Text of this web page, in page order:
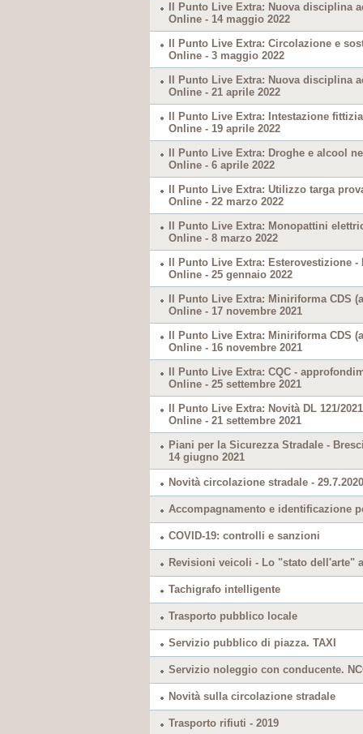
Il Punto Live Extra: Nuova disciplina
Online - 14 maggio 2022
Il Punto Live Extra: Circolazione e
Online - 3 maggio 2022
Il Punto Live Extra: Nuova disciplina
Online - 21 aprile 2022
Il Punto Live Extra: Intestazione
Online - 19 aprile 2022
Il Punto Live Extra: Droghe e alcool
Online - 6 aprile 2022
Il Punto Live Extra: Utilizzo targa
Online - 22 marzo 2022
Il Punto Live Extra: Monopattini
Online - 8 marzo 2022
Il Punto Live Extra: Esterovestizione -
Online - 25 gennaio 2022
Il Punto Live Extra: Miniriforma CDS
Online - 17 novembre 2021
Il Punto Live Extra: Miniriforma CDS
Online - 16 novembre 2021
Il Punto Live Extra: CQC -
Online - 25 settembre 2021
Il Punto Live Extra: Novità DL 121/
Online - 21 settembre 2021
Piani per la Sicurezza Stradale -
14 giugno 2021
Novità circolazione stradale -
Accompagnamento e identificazione
COVID-19: controlli e sanzioni
Revisioni veicoli - Lo "stato dell'arte"
Tachigrafo intelligente
Trasporto pubblico locale
Servizio pubblico di piazza. TAXI
Servizio noleggio con conducente.
Novità sulla circolazione stradale
Trasporto rifiuti - 2019